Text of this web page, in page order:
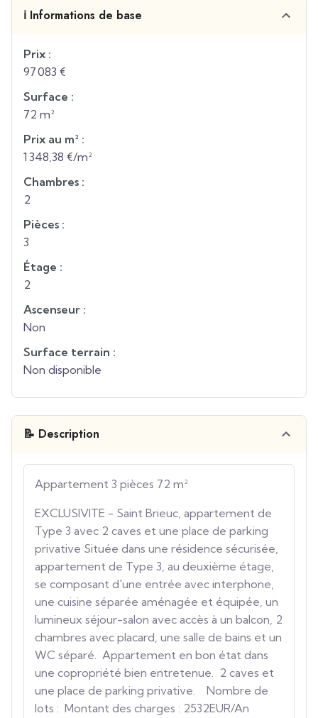
ℹ️ Informations de base
Prix :
97 083 €
Surface :
72 m²
Prix au m² :
1 348,38 €/m²
Chambres :
2
Pièces :
3
Étage :
2
Ascenseur :
Non
Surface terrain :
Non disponible
📝 Description
Appartement 3 pièces 72 m²
EXCLUSIVITE - Saint Brieuc, appartement de
Type 3 avec 2 caves et une place de parking
privative Située dans une résidence sécurisée,
appartement de Type 3, au deuxième étage,
se composant d'une entrée avec interphone,
une cuisine séparée aménagée et équipée, un
lumineux séjour-salon avec accès à un balcon, 2
chambres avec placard, une salle de bains et un
WC séparé. Appartement en bon état dans
une copropriété bien entretenue. 2 caves et
une place de parking privative. Nombre de
lots : Montant des charges : 2532EUR/An